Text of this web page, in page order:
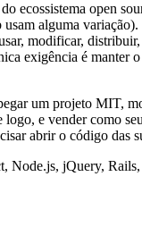
ecossistema open
alguma variação).
modificar,
exigência é manter
um projeto MIT,
logo, e vender como
abrir o código das
Node.js, jQuery,